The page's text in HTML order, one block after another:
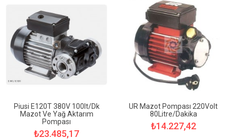
Piusi E120T 380V 100lt/dk
Mazot Ve Yağ Aktarım
Pompası
₺23.485,17
UR Mazot Pompası 220Volt
80Litre/Dakika
₺14.227,42